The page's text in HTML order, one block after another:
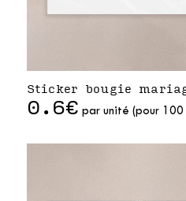
Sticker bougie
0.6€ par unité (pour 100